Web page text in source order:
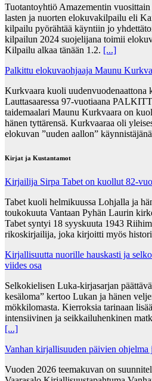
Tuotantoyhtiö Amazementin
lasten ja nuorten elokuvakilpailu eli
kilpailu pyörähtää käyntiin jo
kilpailun 2024 suojelijana toimii
Kilpailu alkaa tänään 1.2. [...]
Palkittu elokuvaohjaaja Maunu
Kurkvaara kuoli uudenvuodenaattona
Lauttasaaressa 97-vuotiaana
taidemaalari Maunu Kurkvaara on
hänen tyttärensä. Kurkvaaraa oli
elokuvan ”uuden aallon” käynnistäjänä
Kirjat ja Kustantamot
Kirjailija Sirpa Tabet on kuollut 82-
Tabet kuoli helmikuussa Lohjalla ja
toukokuuta Vantaan Pyhän Laurin
Tabet syntyi 18 syyskuuta 1943
rikoskirjailija, joka kirjoitti myös
Kirjallisuutta nuorille hauskasti ja
viides osa
Selkokielisen Luka-kirjasarjan
kesäloma” kertoo Lukan ja hänen
mökkilomasta. Kierroksia tarinaan
intensiivinen ja seikkailuhenkinen
[...]
Vanhan kirjallisuuden päivien ohjelma
Vuoden 2026 teemakuvan on